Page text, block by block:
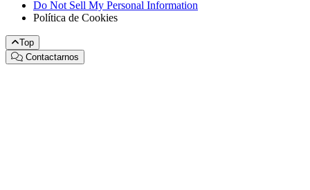
Do Not Sell My Personal Information
Política de Cookies
Top
Contactarnos